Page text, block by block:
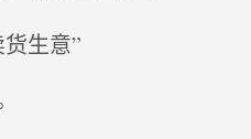
生意”